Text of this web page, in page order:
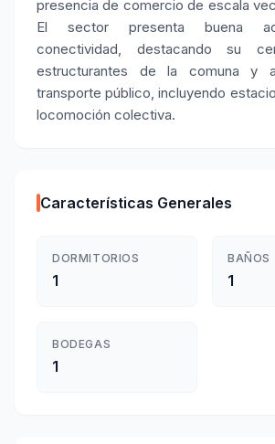
presencia de comercio de escala
El sector presenta buena
conectividad, destacando su
estructurantes de la comuna y
transporte público, incluyendo
locomoción colectiva.
Características Generales
DORMITORIOS
1
BAÑOS
1
BODEGAS
1